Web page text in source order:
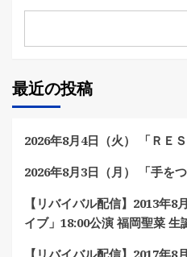
ペ
ー
り
最近の投稿
2026年8月4日（火） 「ＲＥ
2026年8月3日（月） 「手を
【リバイバル配信】2013年8
イブ」18:00公演 福岡聖菜 生
【リバイバル配信】2017年8